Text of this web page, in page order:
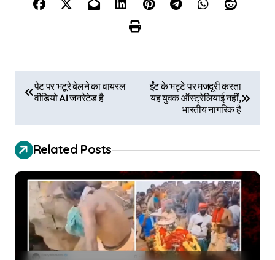
s
t
n
पेट पर भटूरे बेलने का वायरल
वीडियो AI जनरेटेड है
ईंट के भट्टे पर मजदूरी करता
यह युवक ऑस्ट्रेलियाई नहीं,
भारतीय नागरिक है
Related Posts